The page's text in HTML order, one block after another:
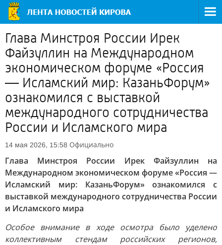
Глава Минстроя России Ирек
Файзуллин на Международном
экономическом форуме «Россия
— Исламский мир: КазаньФорум»
ознакомился с выставкой
международного сотрудничества
России и Исламского мира
14 мая 2026, 15:58 Официально
Глава Минстроя России Ирек Файзуллин на
Международном экономическом форуме «Россия —
Исламский мир: КазаньФорум» ознакомился с
выставкой международного сотрудничества России
и Исламского мира
Особое внимание в ходе осмотра было уделено
коллективным стендам российских регионов,